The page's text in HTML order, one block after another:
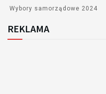
Wybory samorządowe 2024
REKLAMA